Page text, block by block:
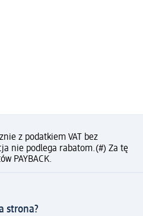
z podatkiem VAT bez
nie podlega rabatom.(#) Za tę
PAYBACK.
strona?